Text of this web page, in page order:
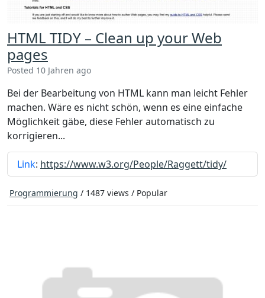
HTML TIDY – Clean up your Web
pages
Posted 10 Jahren ago
Bei der Bearbeitung von HTML kann man leicht Fehler
machen. Wäre es nicht schön, wenn es eine einfache
Möglichkeit gäbe, diese Fehler automatisch zu
korrigieren...
Link: https://www.w3.org/People/Raggett/tidy/
Programmierung / 1487 views / Popular